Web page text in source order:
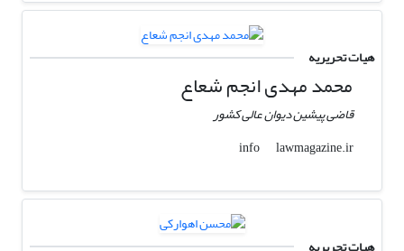
هیات تحریریه
محمد مهدی انجم شعاع
قاضی پیشین دیوان عالی کشور
info
lawmagazine.ir